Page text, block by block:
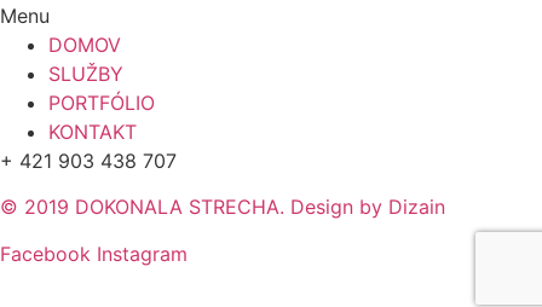
Menu
DOMOV
SLUŽBY
PORTFÓLIO
KONTAKT
+ 421 903 438 707
© 2019 DOKONALA STRECHA. Design by Dizain
Facebook Instagram